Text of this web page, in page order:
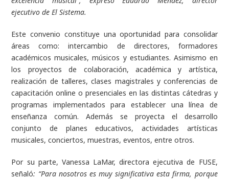
ejecutivo de El Sistema.
Este convenio constituye una oportunidad para consolidar
áreas como: intercambio de directores, formadores
académicos musicales, músicos y estudiantes. Asimismo en
los proyectos de colaboración, académica y artística,
realización de talleres, clases magistrales y conferencias de
capacitación online o presenciales en las distintas cátedras y
programas implementados para establecer una línea de
enseñanza común. Además se proyecta el desarrollo
conjunto de planes educativos, actividades artísticas
musicales, conciertos, muestras, eventos, entre otros.
Por su parte, Vanessa LaMar, directora ejecutiva de FUSE,
señaló: “Para nosotros es muy significativa esta firma, porque